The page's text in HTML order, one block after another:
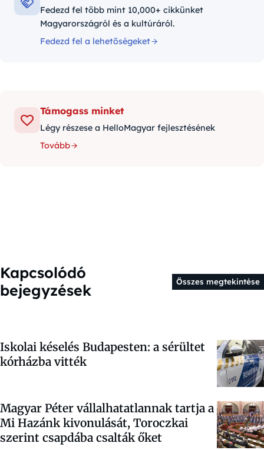
Fedezd fel több mint 10,000+ cikkünket
Magyarországról és a kultúráról.
Fedezd fel a lehetőségeket
Támogass minket
Légy részese a HelloMagyar fejlesztésének
Tovább
Kapcsolódó
bejegyzések
Összes megtekintése
Iskolai késelés Budapesten: a sérültet
kórházba vitték
Magyar Péter vállalhatatlannak tartja a
Mi Hazánk kivonulását, Toroczkai
szerint csapdába csalták őket